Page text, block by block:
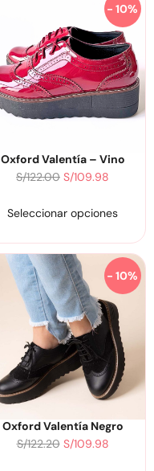
- 10%
Oxford Valentía – Vino
S/122.00 S/109.98
Seleccionar opciones
- 10%
Oxford Valentía Negro
S/122.20 S/109.98